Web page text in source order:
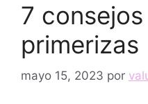
7
primerizas
mayo 15, 2023 por